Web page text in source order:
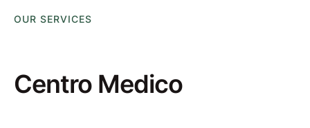
OUR SERVICES
Centro Medico